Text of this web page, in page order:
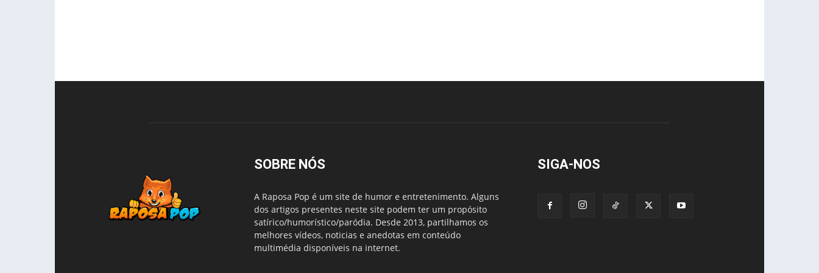
SOBRE NÓS
A Raposa Pop é um site de humor e entretenimento. Alguns
dos artigos presentes neste site podem ter um propósito
satírico/humorístico/paródia. Desde 2013, partilhamos os
melhores vídeos, noticias e anedotas em conteúdo
multimédia disponíveis na internet.
SIGA-NOS